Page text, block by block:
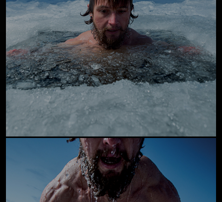
órgãos vitais.
Saber mais >>